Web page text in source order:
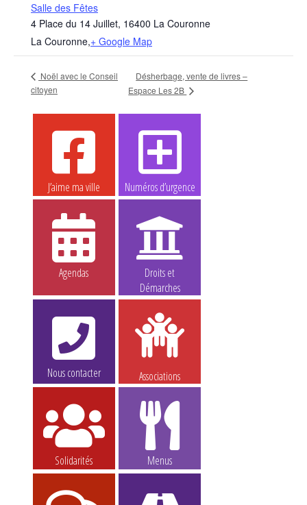
Salle des Fêtes
4 Place du 14 Juillet, 16400 La Couronne
La Couronne,+ Google Map
Noël avec le Conseil
citoyen
Désherbage, vente de livres –
Espace Les 2B
J’aime ma ville Numéros d’urgence
Agendas
Droits et
Démarches
Nous contacter Associations
Solidarités Menus